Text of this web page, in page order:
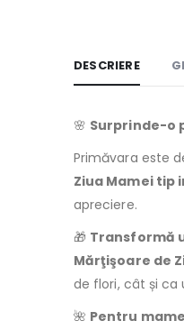
DESCRIERE
🌸 Surprinde-o
Primăvara este
Ziua Mamei tip
apreciere.
🎁 Transformă
Mărţişoare de
de flori, cât și ca
🌺 Pentru